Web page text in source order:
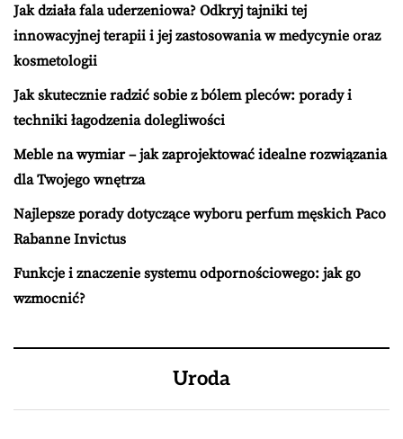
Jak działa fala uderzeniowa? Odkryj tajniki tej
innowacyjnej terapii i jej zastosowania w medycynie oraz
kosmetologii
Jak skutecznie radzić sobie z bólem pleców: porady i
techniki łagodzenia dolegliwości
Meble na wymiar – jak zaprojektować idealne rozwiązania
dla Twojego wnętrza
Najlepsze porady dotyczące wyboru perfum męskich Paco
Rabanne Invictus
Funkcje i znaczenie systemu odpornościowego: jak go
wzmocnić?
Uroda